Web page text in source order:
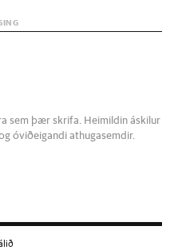
sem þær skrifa. Heimildin áskilur
óviðeigandi athugasemdir.